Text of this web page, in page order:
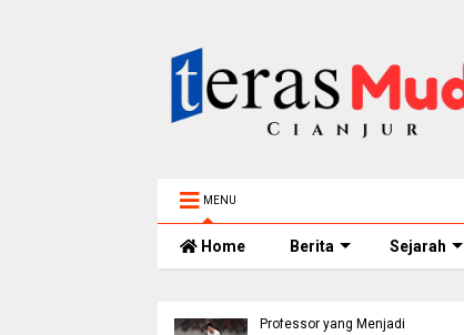
MENU
Home Berita Sejarah
Professor yang Menjadi